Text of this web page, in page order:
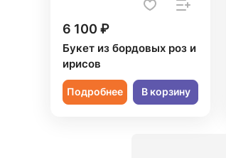
6 100 ₽
Букет из бордовых роз и
ирисов
Подробнее В корзину